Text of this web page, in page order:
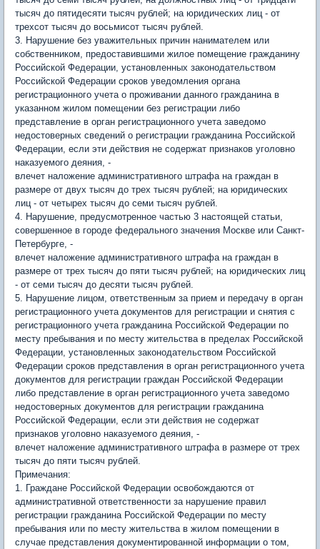
тысяч до пятидесяти тысяч рублей; на юридических лиц - от
трехсот тысяч до восьмисот тысяч рублей.
3. Нарушение без уважительных причин нанимателем или
собственником, предоставившими жилое помещение гражданину
Российской Федерации, установленных законодательством
Российской Федерации сроков уведомления органа
регистрационного учета о проживании данного гражданина в
указанном жилом помещении без регистрации либо
представление в орган регистрационного учета заведомо
недостоверных сведений о регистрации гражданина Российской
Федерации, если эти действия не содержат признаков уголовно
наказуемого деяния, -
влечет наложение административного штрафа на граждан в
размере от двух тысяч до трех тысяч рублей; на юридических
лиц - от четырех тысяч до семи тысяч рублей.
4. Нарушение, предусмотренное частью 3 настоящей статьи,
совершенное в городе федерального значения Москве или Санкт-
Петербурге, -
влечет наложение административного штрафа на граждан в
размере от трех тысяч до пяти тысяч рублей; на юридических лиц
- от семи тысяч до десяти тысяч рублей.
5. Нарушение лицом, ответственным за прием и передачу в орган
регистрационного учета документов для регистрации и снятия с
регистрационного учета гражданина Российской Федерации по
месту пребывания и по месту жительства в пределах Российской
Федерации, установленных законодательством Российской
Федерации сроков представления в орган регистрационного учета
документов для регистрации граждан Российской Федерации
либо представление в орган регистрационного учета заведомо
недостоверных документов для регистрации гражданина
Российской Федерации, если эти действия не содержат
признаков уголовно наказуемого деяния, -
влечет наложение административного штрафа в размере от трех
тысяч до пяти тысяч рублей.
Примечания:
1. Граждане Российской Федерации освобождаются от
административной ответственности за нарушение правил
регистрации гражданина Российской Федерации по месту
пребывания или по месту жительства в жилом помещении в
случае представления документированной информации о том,